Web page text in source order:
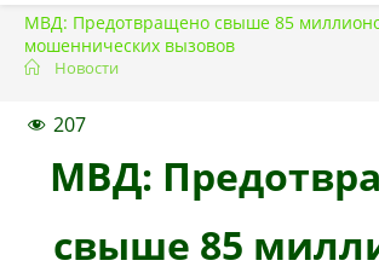
МВД: Предотвращено свыше 85
мошеннических вызовов
Новости
207
МВД:
свыше 85